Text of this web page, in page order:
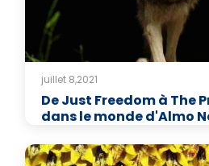
juillet 8,2021
De Just Freedom à The
dans le monde d'Almo